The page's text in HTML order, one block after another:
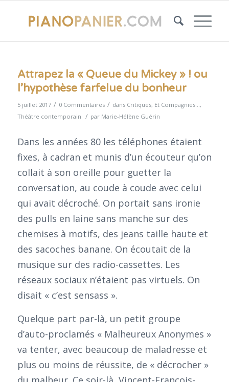
Attrapez la « Queue du Mickey » ! ou
l’hypothèse farfelue du bonheur
5 juillet 2017 / 0 Commentaires / dans Critiques, Et Compagnies...,
Théâtre contemporain / par Marie-Hélène Guérin
Dans les années 80 les téléphones étaient
fixes, à cadran et munis d’un écouteur qu’on
collait à son oreille pour guetter la
conversation, au coude à coude avec celui
qui avait décroché. On portait sans ironie
des pulls en laine sans manche sur des
chemises à motifs, des jeans taille haute et
des sacoches banane. On écoutait de la
musique sur des radio-cassettes. Les
réseaux sociaux n’étaient pas virtuels. On
disait « c’est sensass ».
Quelque part par-là, un petit groupe
d’auto-proclamés « Malheureux Anonymes »
va tenter, avec beaucoup de maladresse et
plus ou moins de réussite, de « décrocher »